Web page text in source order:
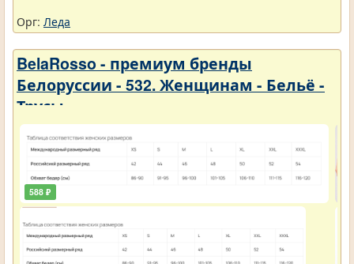
Орг: Леда
BelaRosso - премиум бренды
Белоруссии - 532. Женщинам - Бельё -
Трусы
588 ₽